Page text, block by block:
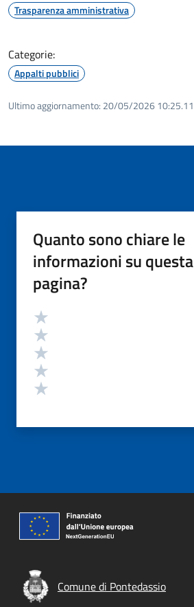
Trasparenza amministrativa
Categorie:
Appalti pubblici
Ultimo aggiornamento: 20/05/2026 10:25.11
Quanto sono chiare le
informazioni su questa
pagina?
Valutazione
Comune di Pontedassio